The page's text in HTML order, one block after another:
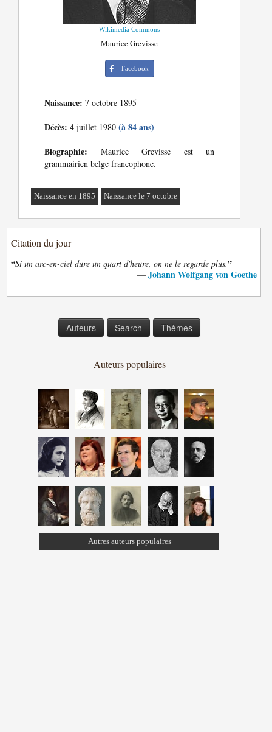
Wikimedia Commons
Maurice Grevisse
Facebook
Naissance: 7 octobre 1895
Décès: 4 juillet 1980(à 84 ans)
Biographie: Maurice Grevisse est un
grammairien belge francophone.
Naissance en 1895 Naissance le 7 octobre
Citation du jour
“Si un arc-en-ciel dure un quart d'heure, on ne le regarde plus.”
— Johann Wolfgang von Goethe
Auteurs Search Thèmes
Auteurs populaires
Autres auteurs populaires